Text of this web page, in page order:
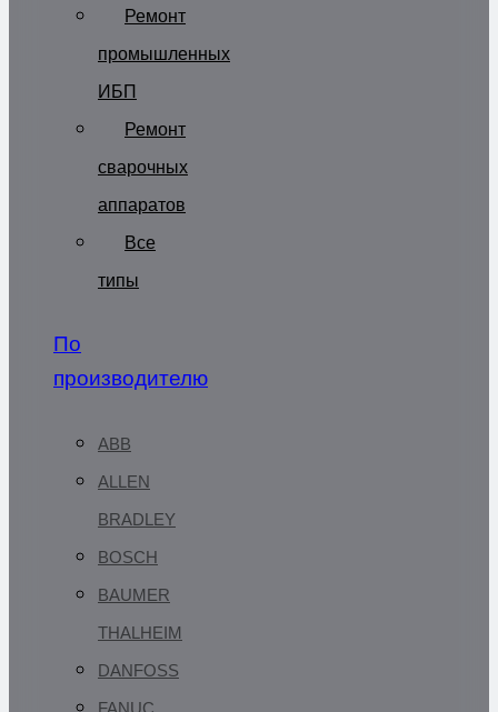
Ремонт
промышленных
ИБП
Ремонт
сварочных
аппаратов
Все
типы
По
производителю
ABB
ALLEN
BRADLEY
BOSCH
BAUMER
THALHEIM
DANFOSS
FANUC